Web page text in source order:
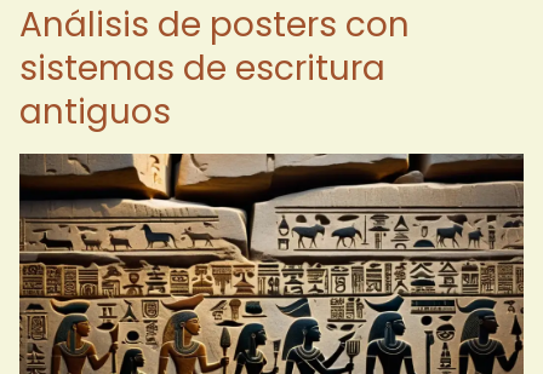
Análisis de posters con
sistemas de escritura
antiguos